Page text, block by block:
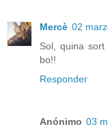
Mercè 02
Sol, quina
bo!!
Responder
Anónimo 03